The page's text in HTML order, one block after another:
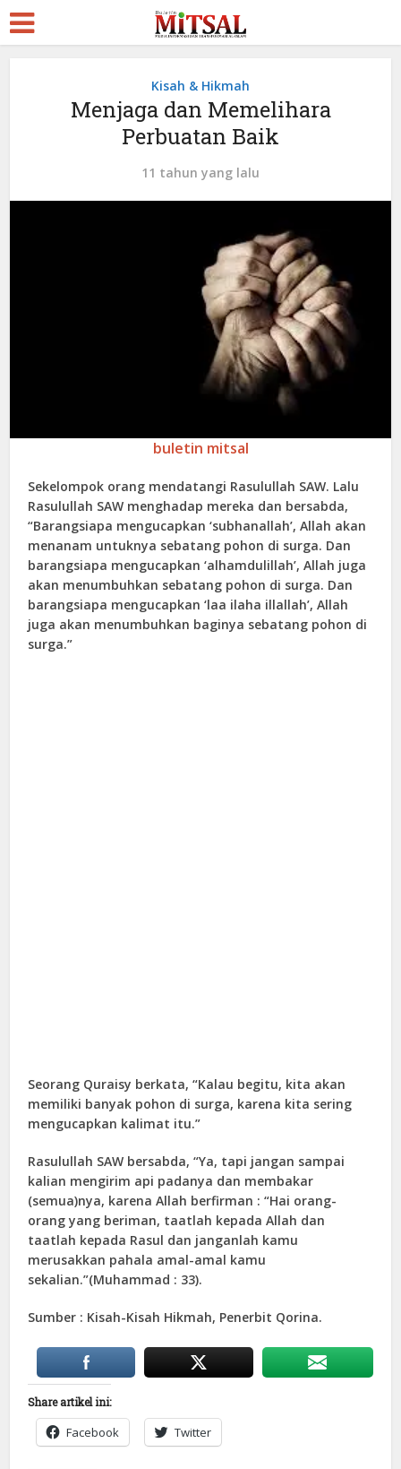
Kisah & Hikmah
Menjaga dan Memelihara
Perbuatan Baik
11 tahun yang lalu
buletin mitsal
Sekelompok orang mendatangi Rasulullah SAW. Lalu
Rasulullah SAW menghadap mereka dan bersabda,
“Barangsiapa mengucapkan ‘subhanallah’, Allah akan
menanam untuknya sebatang pohon di surga. Dan
barangsiapa mengucapkan ‘alhamdulillah’, Allah juga
akan menumbuhkan sebatang pohon di surga. Dan
barangsiapa mengucapkan ‘laa ilaha illallah’, Allah
juga akan menumbuhkan baginya sebatang pohon di
surga.”
Seorang Quraisy berkata, “Kalau begitu, kita akan
memiliki banyak pohon di surga, karena kita sering
mengucapkan kalimat itu.”
Rasulullah SAW bersabda, “Ya, tapi jangan sampai
kalian mengirim api padanya dan membakar
(semua)nya, karena Allah berfirman : “Hai orang-
orang yang beriman, taatlah kepada Allah dan
taatlah kepada Rasul dan janganlah kamu
merusakkan pahala amal-amal kamu
sekalian.”(Muhammad : 33).
Sumber : Kisah-Kisah Hikmah, Penerbit Qorina.
Share artikel ini:
Facebook Twitter